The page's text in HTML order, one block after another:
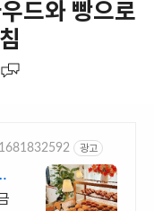
드와 빵으로
광고